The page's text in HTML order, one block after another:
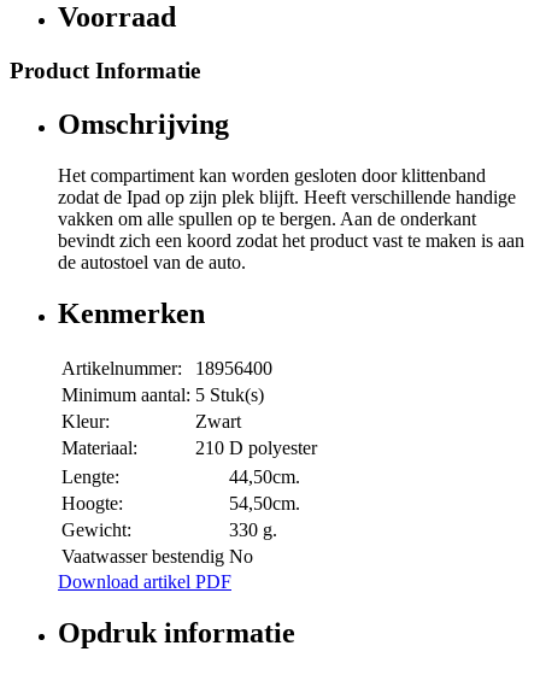
Voorraad
Product Informatie
Omschrijving
Het compartiment kan worden gesloten door klittenband
zodat de Ipad op zijn plek blijft. Heeft verschillende handige
vakken om alle spullen op te bergen. Aan de onderkant
bevindt zich een koord zodat het product vast te maken is aan
de autostoel van de auto.
Kenmerken
Artikelnummer:
18956400
Minimum aantal: 5 Stuk(s)
Kleur:
Zwart
Materiaal:
210 D polyester
Lengte:
44,50cm.
Hoogte:
54,50cm.
Gewicht:
330 g.
Vaatwasser bestendig No
Download artikel PDF
Opdruk informatie